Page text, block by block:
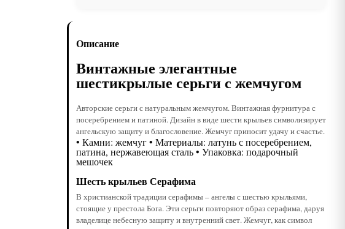
Описание
Винтажные элегантные
шестикрылые серьги с жемчугом
Авторские серьги с натуральным жемчугом. Винтажная фурнитура с
посеребрением и патиной. Дизайн в виде шести крыльев символизирует
ангельскую защиту и благословение. Жемчуг приносит удачу и счастье.
• Камни: жемчуг • Материалы: латунь с посеребрением,
патина, нержавеющая сталь • Упаковка: подарочный
мешочек
Шесть крыльев Серафима
В христианской традиции серафимы – ангелы с шестью крыльями,
стоящие у престола Бога. Эти серьги повторяют образ серафима, даруя
владелице небесную защиту и внутренний свет. Жемчуг, как символ